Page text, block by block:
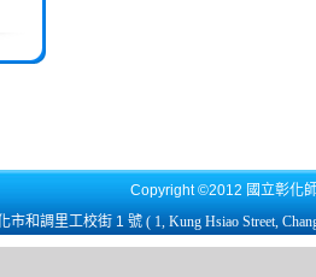
Copyright ©2012 國立彰化
市和調里工校街 1 號 ( 1, Kung Hsiao Street,